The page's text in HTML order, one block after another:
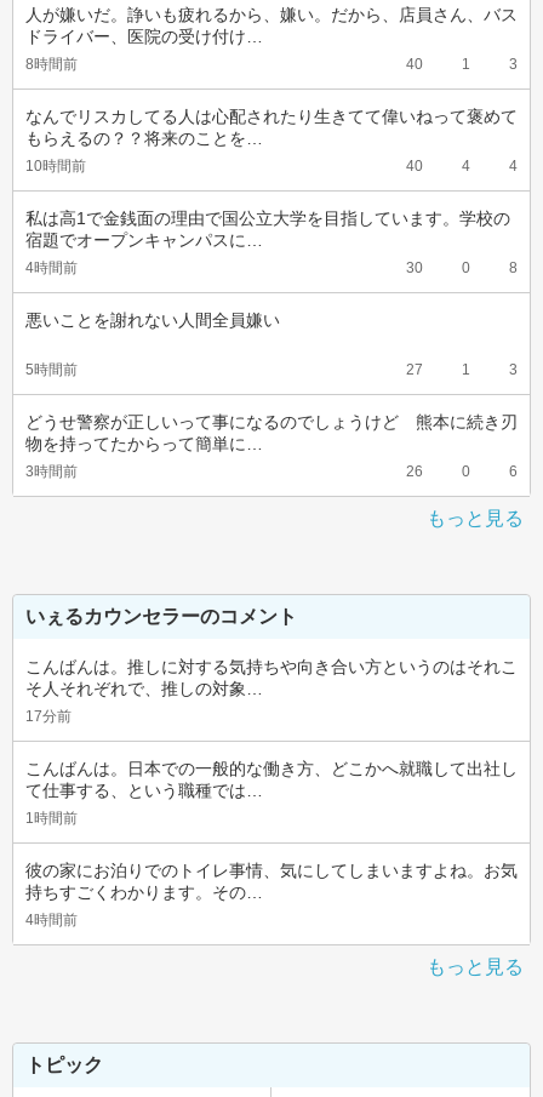
人が嫌いだ。諍いも疲れるから、嫌い。だから、店員さん、バス
ドライバー、医院の受け付け…
8時間前 40 1 3
なんでリスカしてる人は心配されたり生きてて偉いねって褒めて
もらえるの？？将来のことを…
10時間前 40 4 4
私は高1で金銭面の理由で国公立大学を目指しています。学校の
宿題でオープンキャンパスに…
4時間前 30 0 8
悪いことを謝れない人間全員嫌い
5時間前 27 1 3
どうせ警察が正しいって事になるのでしょうけど　熊本に続き刃
物を持ってたからって簡単に…
3時間前 26 0 6
もっと見る
いぇるカウンセラーのコメント
こんばんは。推しに対する気持ちや向き合い方というのはそれこ
そ人それぞれで、推しの対象…
17分前
こんばんは。日本での一般的な働き方、どこかへ就職して出社し
て仕事する、という職種では…
1時間前
彼の家にお泊りでのトイレ事情、気にしてしまいますよね。お気
持ちすごくわかります。その…
4時間前
もっと見る
トピック